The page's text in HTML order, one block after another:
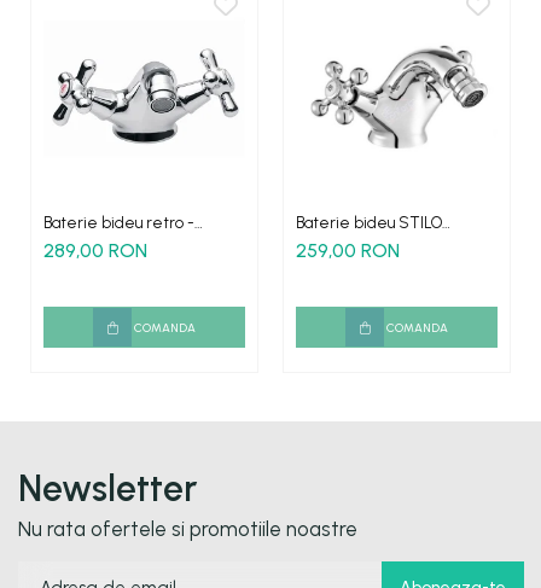
Baterie bideu retro -
ARCTICA WA136
289,00 RON
COMANDA
Baterie bideu STILO
antichizat doua robinete
259,00 RON
COMANDA
Newsletter
Nu rata ofertele si promotiile noastre